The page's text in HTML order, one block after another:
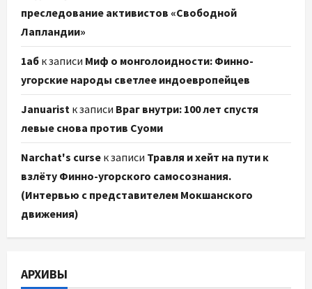
преследование активистов «Свободной
Лапландии»
1аб к записи Миф о монголоидности: Финно-
угорские народы светлее индоевропейцев
Januarist к записи Враг внутри: 100 лет спустя
левые снова против Суоми
Narchat's curse к записи Травля и хейт на пути к
взлёту Финно-угорского самосознания.
(Интервью с представителем Мокшанского
движения)
АРХИВЫ